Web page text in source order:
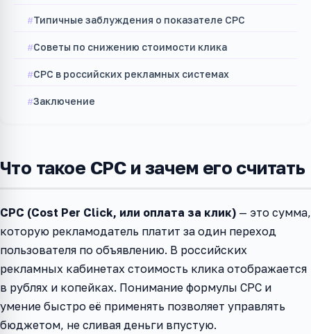
Типичные заблуждения о показателе CPC
Советы по снижению стоимости клика
CPC в российских рекламных системах
Заключение
Что такое CPC и зачем его считать
CPC (Cost Per Click, или оплата за клик) — это сумма,
которую рекламодатель платит за один переход
пользователя по объявлению. В российских
рекламных кабинетах стоимость клика отображается
в рублях и копейках. Понимание формулы CPC и
умение быстро её применять позволяет управлять
бюджетом, не сливая деньги впустую.